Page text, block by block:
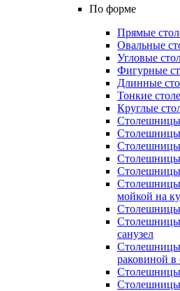
По форме
Прямые
Овальные
Угловые
Фигурные
Длинные
Тонкие
Круглые
Столешницы
Столешницы
Столешницы
мойкой на
Столешницы
Столешницы
санузел
Столешницы
раковиной в